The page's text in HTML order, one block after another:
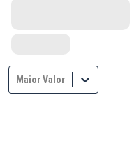
Maior Valor